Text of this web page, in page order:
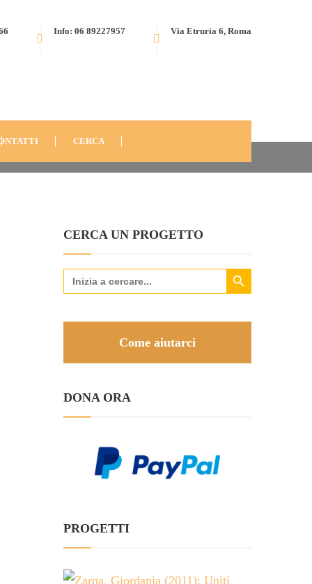
Via Etruria 6, Roma
Info: 06 89227957
CERCA
CERCA UN PROGETTO
Search
for:
Search Button
Come aiutarci
DONA ORA
PROGETTI